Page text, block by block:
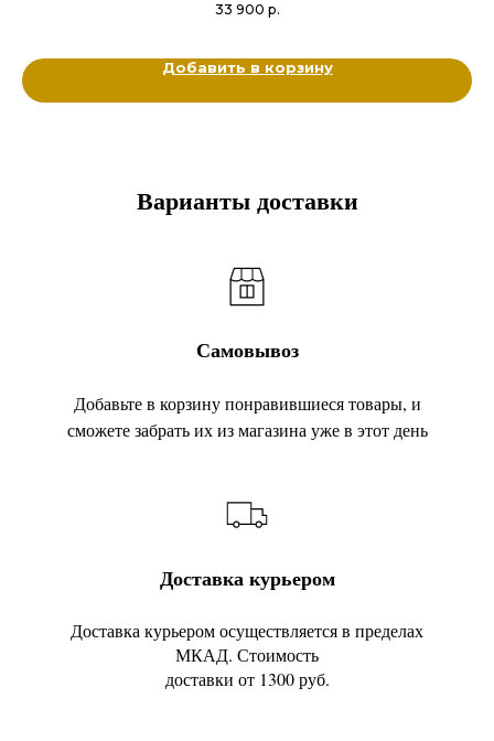
Цвет: Бронзовый, Золотой
33 900 р.
Добавить в корзину
Варианты доставки
Самовывоз
Добавьте в корзину понравившиеся товары, и
сможете забрать их из магазина уже в этот день
Доставка курьером
Доставка курьером осуществляется в пределах
МКАД. Стоимость
доставки от 1300 руб.